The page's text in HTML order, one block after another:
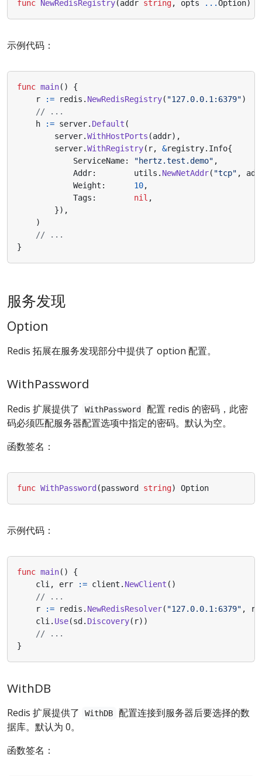
func NewRedisRegistry(addr string, opts ...Option)
示例代码：
func main()
{
r
:= redis . NewRedisRegistry( "127.0.0.1:6379")
// ...
h
:= server. Default (
server.WithHostPorts (addr),
server.WithRegistry( r, &registry. Info{
ServiceName: "hertz.test.demo" ,
Addr: utils . NewNetAddr( "tcp" ,
Weight : 10,
Tags : nil ,
}),
)
// ...
}
服务发现
Option
Redis 拓展在服务发现部分中提供了 option 配置。
WithPassword
Redis 扩展提供了 WithPassword
配置 redis 的密码，此密
码必须匹配服务器配置选项中指定的密码。默认为空。
函数签名：
func WithPassword(password string) Option
示例代码：
func main()
{
cli , err := client . NewClient ()
// ...
r
:= redis . NewRedisResolver( "127.0.0.1:6379" ,
cli . Use(sd. Discovery( r))
// ...
}
WithDB
Redis 扩展提供了 WithDB
配置连接到服务器后要选择的数
据库。默认为 0。
函数签名：